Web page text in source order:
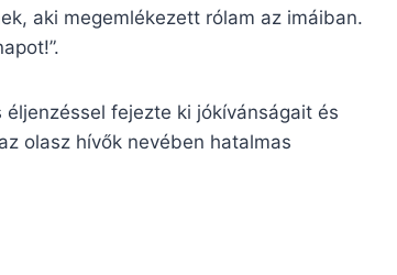
aki megemlékezett rólam az imáiban.
fejezte ki jókívánságait és
olasz hívők nevében hatalmas